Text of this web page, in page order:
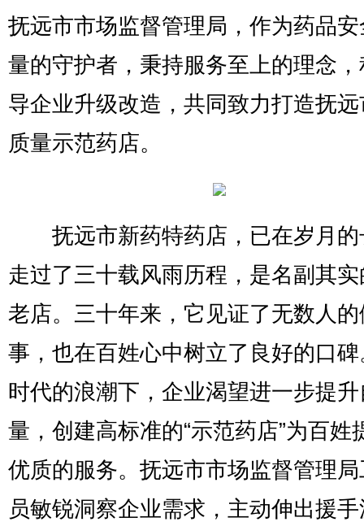
抚远市市场监督管理局，作为药品
量的守护者，秉持服务至上的理念
导企业升级改造，共同致力打造抚
质量示范药店。
抚远市新药特药店，已在岁月的
走过了三十载风雨历程，是名副其
老店。三十年来，它见证了无数人
事，也在百姓心中树立了良好的口
时代的浪潮下，企业渴望进一步提
量，创建高标准的“示范药店”为百姓
优质的服务。抚远市市场监督管理
员敏锐洞察企业需求，主动伸出援